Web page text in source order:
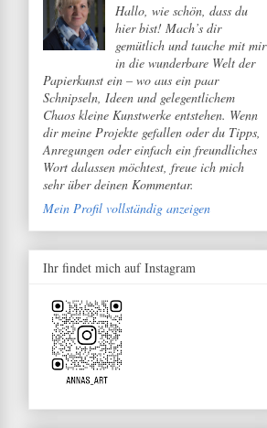
Hallo, wie schön, dass du
hier bist! Mach’s dir
gemütlich und tauche mit mir
in die wunderbare Welt der
Papierkunst ein – wo aus ein paar
Schnipseln, Ideen und gelegentlichem
Chaos kleine Kunstwerke entstehen. Wenn
dir meine Projekte gefallen oder du Tipps,
Anregungen oder einfach ein freundliches
Wort dalassen möchtest, freue ich mich
sehr über deinen Kommentar.
Mein Profil vollständig anzeigen
Ihr findet mich auf Instagram